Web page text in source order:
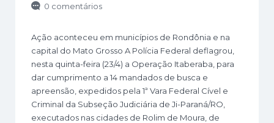
0 comentários
Ação aconteceu em municípios de Rondônia e na
capital do Mato Grosso A Polícia Federal deflagrou,
nesta quinta-feira (23/4) a Operação Itaberaba, para
dar cumprimento a 14 mandados de busca e
apreensão, expedidos pela 1ª Vara Federal Cível e
Criminal da Subseção Judiciária de Ji-Paraná/RO,
executados nas cidades de Rolim de Moura, de